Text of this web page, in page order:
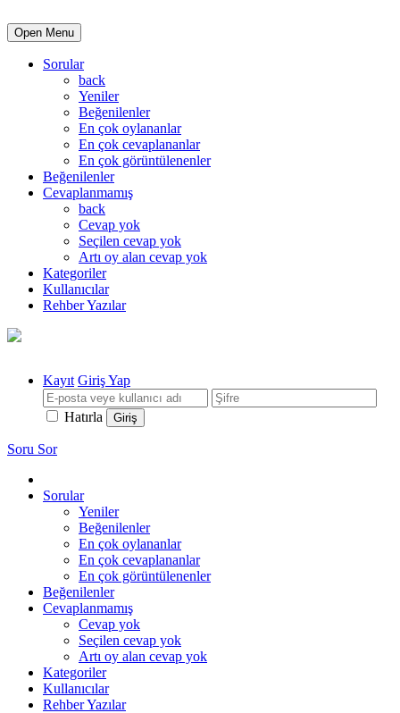
Open Menu
Sorular
back
Yeniler
Beğenilenler
En çok oylananlar
En çok cevaplananlar
En çok görüntülenenler
Beğenilenler
Cevaplanmamış
back
Cevap yok
Seçilen cevap yok
Artı oy alan cevap yok
Kategoriler
Kullanıcılar
Rehber Yazılar
Kayıt Giriş Yap
Hatırla
Soru Sor
Sorular
Yeniler
Beğenilenler
En çok oylananlar
En çok cevaplananlar
En çok görüntülenenler
Beğenilenler
Cevaplanmamış
Cevap yok
Seçilen cevap yok
Artı oy alan cevap yok
Kategoriler
Kullanıcılar
Rehber Yazılar